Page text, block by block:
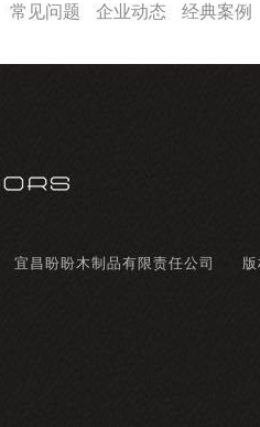
常见问题 企业动态 经典案例
宜昌盼盼木制品有限责任公司